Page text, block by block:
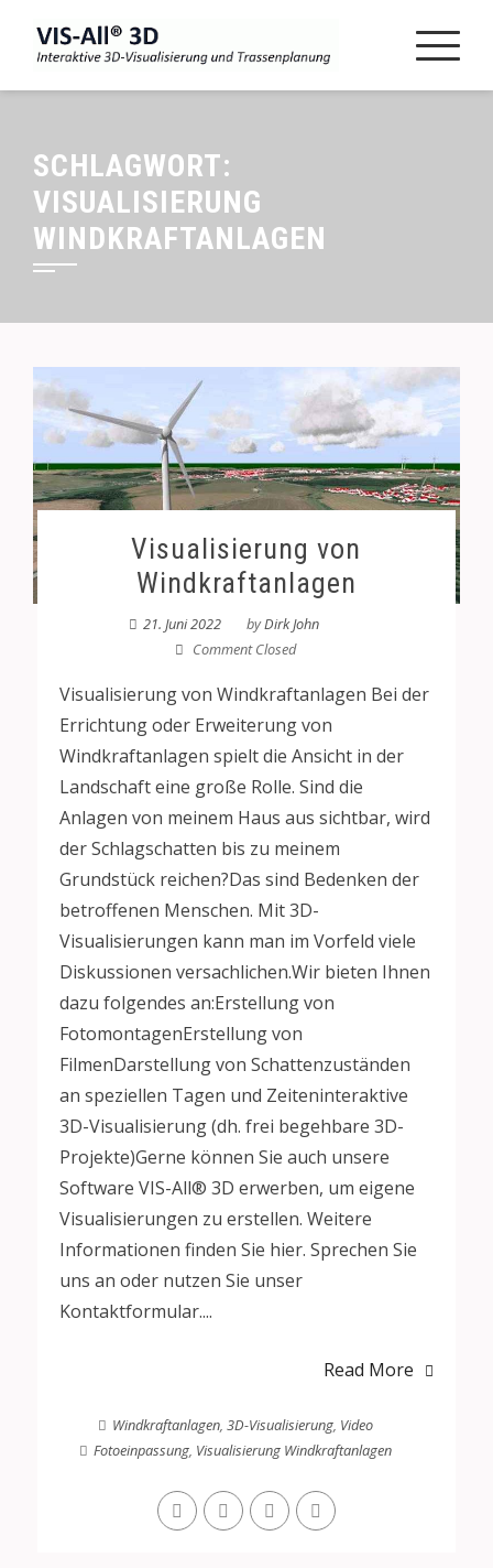
SCHLAGWORT:
VISUALISIERUNG
WINDKRAFTANLAGEN
Visualisierung von
Windkraftanlagen
21. Juni 2022 byDirk John
Comment Closed
Visualisierung von Windkraftanlagen Bei der
Errichtung oder Erweiterung von
Windkraftanlagen spielt die Ansicht in der
Landschaft eine große Rolle. Sind die
Anlagen von meinem Haus aus sichtbar, wird
der Schlagschatten bis zu meinem
Grundstück reichen?Das sind Bedenken der
betroffenen Menschen. Mit 3D-
Visualisierungen kann man im Vorfeld viele
Diskussionen versachlichen.Wir bieten Ihnen
dazu folgendes an:Erstellung von
FotomontagenErstellung von
FilmenDarstellung von Schattenzuständen
an speziellen Tagen und Zeiteninteraktive
3D-Visualisierung (dh. frei begehbare 3D-
Projekte)Gerne können Sie auch unsere
Software VIS-All® 3D erwerben, um eigene
Visualisierungen zu erstellen. Weitere
Informationen finden Sie hier. Sprechen Sie
uns an oder nutzen Sie unser
Kontaktformular....
Read More
Windkraftanlagen, 3D-Visualisierung, Video
Fotoeinpassung, Visualisierung Windkraftanlagen